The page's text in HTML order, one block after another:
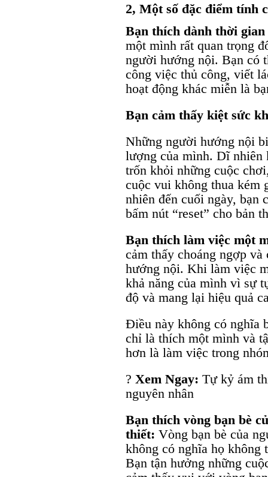
2, Một số đặc điểm tính
Bạn thích dành thời
một mình rất quan trọng
người hướng nội. Bạn có
công việc thủ công, viết
hoạt động khác miễn là
Bạn cảm thấy kiệt sức
Những người hướng nội
lượng của mình. Dĩ nhiên
trốn khỏi những cuộc
cuộc vui không thua kém
nhiên đến cuối ngày, bạn
bấm nút “reset” cho bản
Bạn thích làm việc một
cảm thấy choáng ngợp
hướng nội. Khi làm việc
khả năng của mình vì sự
độ và mang lại hiệu quả
Điều này không có nghĩa
chỉ là thích một mình và
hơn là làm việc trong
? Xem Ngay: Tự kỷ ám
nguyên nhân
Bạn thích vòng bạn bè
thiết: Vòng bạn bè của
không có nghĩa họ không
Bạn tận hưởng những